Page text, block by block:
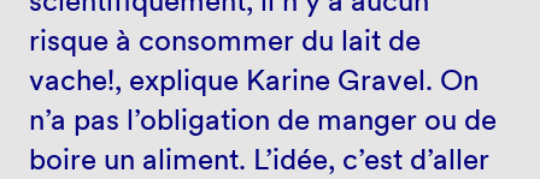
risque à consommer du lait de
vache!, explique Karine Gravel. On
n’a pas l’obligation de manger ou de
boire un aliment. L’idée, c’est d’aller